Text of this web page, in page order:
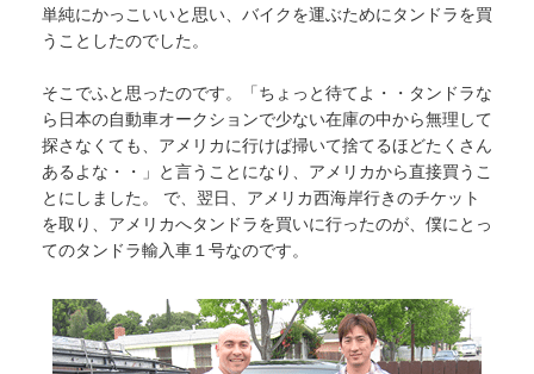
単純にかっこいいと思い、バイクを運ぶためにタンドラを買
うことしたのでした。
そこでふと思ったのです。「ちょっと待てよ・・タンドラな
ら日本の自動車オークションで少ない在庫の中から無理して
探さなくても、アメリカに行けば掃いて捨てるほどたくさん
あるよな・・」と言うことになり、アメリカから直接買うこ
とにしました。 で、翌日、アメリカ西海岸行きのチケット
を取り、アメリカへタンドラを買いに行ったのが、僕にとっ
てのタンドラ輸入車１号なのです。